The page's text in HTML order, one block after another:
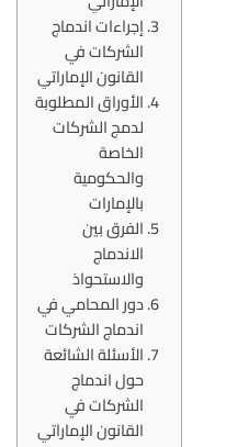
إجراءات اندماج
الشركات في
القانون الإماراتي
الأوراق المطلوبة
لدمج الشركات
الخاصة
والحكومية
بالإمارات
الفرق بين
الاندماج
والاستحواذ
دور المحامي في
اندماج الشركات
الأسئلة الشائعة
حول اندماج
الشركات في
القانون الإماراتي